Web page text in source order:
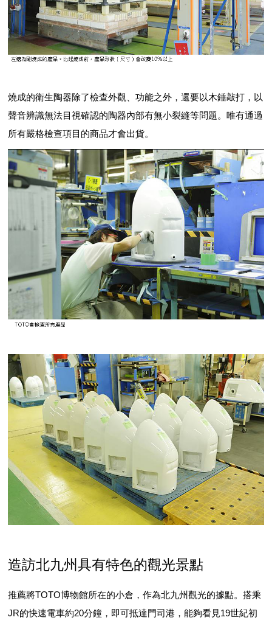
燒成的衛生陶器除了檢查外觀、功能之外，還要以木錘敲打，以
聲音辨識無法目視確認的陶器內部有無小裂縫等問題。唯有通過
所有嚴格檢查項目的商品才會出貨。
造訪北九州具有特色的觀光景點
推薦將TOTO博物館所在的小倉，作為北九州觀光的據點。搭乘
JR的快速電車約20分鐘，即可抵達門司港，能夠看見19世紀初